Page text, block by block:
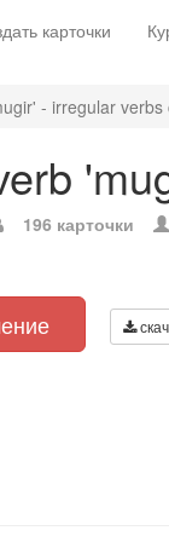
карточки
- irregular verbs
196 карточки